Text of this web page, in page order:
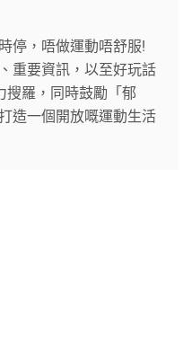
停，唔做運動唔舒服!
重要資訊，以至好玩話
搜羅，同時鼓勵「郁
造一個開放嘅運動生活